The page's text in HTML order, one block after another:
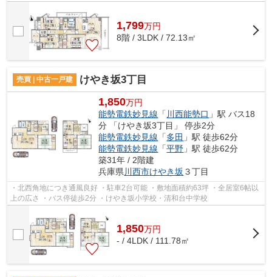
1,799万円
8階 / 3LDK / 72.13㎡
売買 | 中古一戸建 けやき坂3丁目
1,850万円
能勢電鉄妙見線 「 川西能勢口 」駅 バス18
分 「けやき坂3丁目」 停歩2分
能勢電鉄妙見線 「多田 」駅 徒歩62分
能勢電鉄妙見線 「平野 」駅 徒歩62分
築31年 / 2階建
兵庫県川西市けやき坂 ３丁目
・北西角地につき通風良好 ・駐車2台可能 ・敷地面積約63坪 ・全居室6帖以
上の広さ ・バス停徒歩2分 ・けやき坂小学校・清和台中学校
1,850万円
- / 4LDK / 111.78㎡